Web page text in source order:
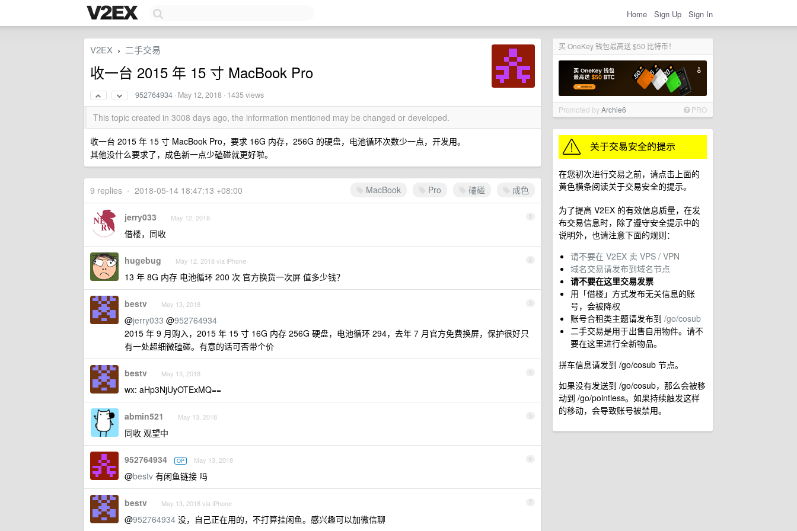
Home Sign Up Sign In
买 OneKey 钱包最高送 $50 比特币！
Promoted byArchie6 PRO
在您初次进行交易之前，请点击上面的
黄色横条阅读关于交易安全的提示。
为了提高 V2EX 的有效信息质量，在发
布交易信息时，除了遵守安全提示中的
说明外，也请注意下面的规则：
请不要在 V2EX 卖 VPS / VPN
域名交易请发布到域名节点
请不要在这里交易发票
用「借楼」方式发布无关信息的账
号，会被降权
账号合租类主题请发布到 /go/cosub
二手交易是用于出售自用物件。请不
要在这里进行全新物品。
拼车信息请发到 /go/cosub 节点。
如果没有发送到 /go/cosub，那么会被移
动到 /go/pointless。如果持续触发这样
的移动，会导致账号被禁用。
V2EX › 二手交易
收一台 2015 年 15 寸 MacBook Pro
952764934 · May 12, 2018 · 1435 views
This topic created in 3008 days ago, the information mentioned may be changed or developed.
收一台 2015 年 15 寸 MacBook Pro，要求 16G 内存，256G 的硬盘，电池循环次数少一点，开发用。
其他没什么要求了，成色新一点少磕碰就更好啦。
MacBook Pro 磕碰 成色
9 replies • 2018-05-14 18:47:13 +08:00
1
jerry033 May 12, 2018
借楼，同收
2
hugebug May 12, 2018 via iPhone
13 年 8G 内存 电池循环 200 次 官方换货一次屏 值多少钱？
3
bestv May 13, 2018
@jerry033 @952764934
2015 年 9 月购入，2015 年 15 寸 16G 内存 256G 硬盘，电池循环 294，去年 7 月官方免费换屏，保护很好只
有一处超细微磕碰。有意的话可否带个价
4
bestv May 13, 2018
wx: aHp3NjUyOTExMQ==
5
abmin521 May 13, 2018
同收 观望中
6
952764934 OP May 13, 2018
@bestv 有闲鱼链接 吗
7
bestv May 13, 2018 via iPhone
@952764934 没，自己正在用的，不打算挂闲鱼。感兴趣可以加微信聊